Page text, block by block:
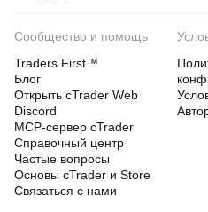
Сообщество и помощь
Traders First™
Блог
Открыть cTrader Web
Discord
MCP-сервер cTrader
Справочный центр
Частые вопросы
Основы cTrader и Store
Связаться с нами